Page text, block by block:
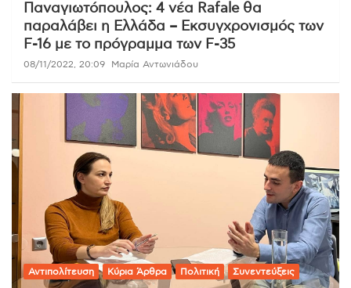
Παναγιωτόπουλος: 4 νέα Rafale θα
παραλάβει η Ελλάδα – Εκσυγχρονισμός των
F-16 με το πρόγραμμα των F-35
08/11/2022, 20:09 Μαρία Αντωνιάδου
Αντιπολίτευση Κύρια Άρθρα Πολιτική Συνεντεύξεις